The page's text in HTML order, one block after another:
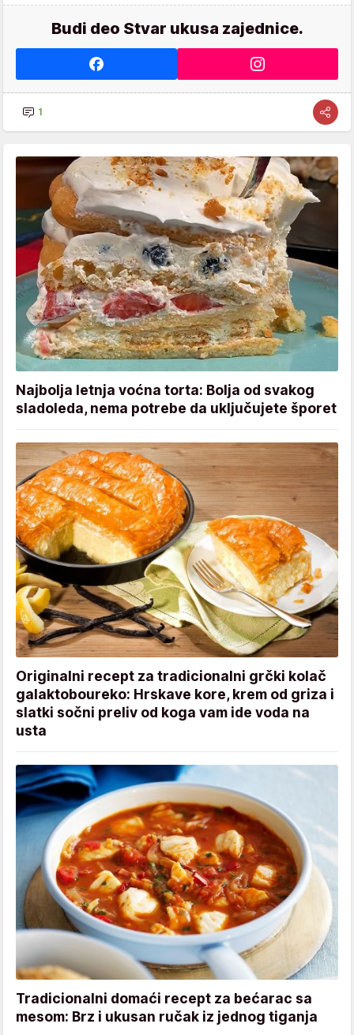
Budi deo Stvar ukusa zajednice.
1
Najbolja letnja voćna torta: Bolja od svakog
sladoleda, nema potrebe da uključujete šporet
Originalni recept za tradicionalni grčki kolač
galaktoboureko: Hrskave kore, krem od griza i
slatki sočni preliv od koga vam ide voda na
usta
Tradicionalni domaći recept za bećarac sa
mesom: Brz i ukusan ručak iz jednog tiganja